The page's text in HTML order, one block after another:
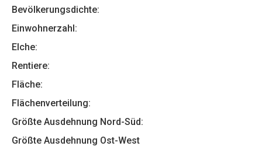
Bevölkerungsdichte:
Einwohnerzahl:
Elche:
Rentiere:
Fläche:
Flächenverteilung:
Größte Ausdehnung Nord-Süd:
Größte Ausdehnung Ost-West